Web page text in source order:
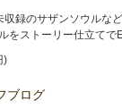
録のサザンソウルな
をストーリー仕立てで
)